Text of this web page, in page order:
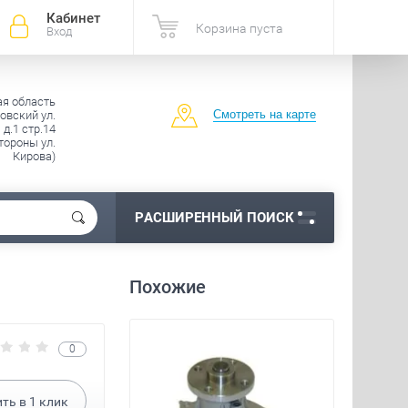
Кабинет
Вход Корзина пуста
область
ул.
стр.14
ул.
Кирова)
Смотреть на карте
РАСШИРЕННЫЙ ПОИСК
Похожие
0
в 1 клик